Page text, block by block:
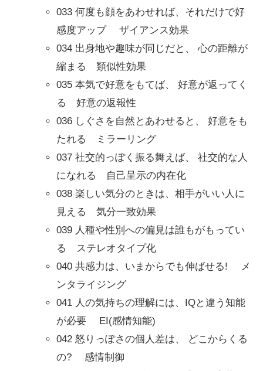
033 何度も顔をあわせれば、それだけで好
感度アップ ザイアンス効果
034 出身地や趣味が同じだと、 心の距離が
縮まる 類似性効果
035 本気で好意をもてば、 好意が返ってく
る 好意の返報性
036 しぐさを自然とあわせると、 好意をも
たれる ミラーリング
037 社交的っぽく振る舞えば、 社交的な人
になれる 自己呈示の内在化
038 楽しい気分のときは、相手がいい人に
見える 気分一致効果
039 人種や性別への偏見は誰もがもってい
る ステレオタイプ化
040 共感力は、いまからでも伸ばせる! メ
ンタライジング
041 人の気持ちの理解には、IQと違う知能
が必要 EI(感情知能)
042 怒りっぽさの個人差は、 どこからくる
の? 感情制御